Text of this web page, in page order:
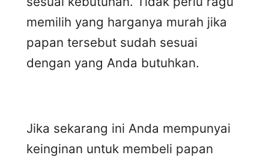
memilih yang harganya murah jika
papan tersebut sudah sesuai
dengan yang Anda butuhkan.
Jika sekarang ini Anda mempunyai
keinginan untuk membeli papan